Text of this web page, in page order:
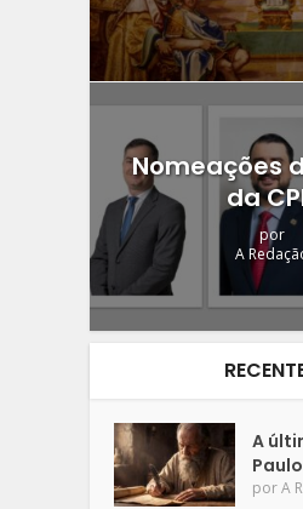
Nomeações
da
por
A
A
Paulo
porA